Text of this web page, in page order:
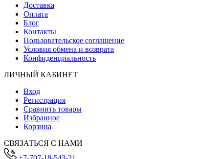
Доставка
Оплата
Блог
Контакты
Пользовательское соглашение
Условия обмена и возврата
Конфиденциальность
ЛИЧНЫЙ КАБИНЕТ
Вход
Регистрация
Сравнить товары
Избранное
Корзина
СВЯЗАТЬСЯ С НАМИ